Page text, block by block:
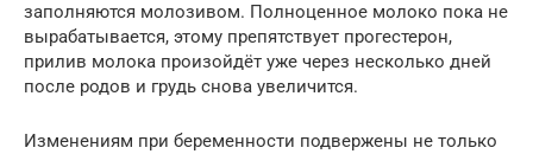
заполняются молозивом. Полноценное молоко пока не
вырабатывается, этому препятствует прогестерон,
прилив молока произойдёт уже через несколько дней
после родов и грудь снова увеличится.
Изменениям при беременности подвержены не только